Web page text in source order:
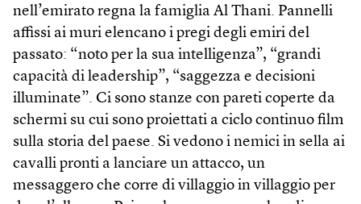
nell’emirato regna la famiglia Al Thani. Pannelli
affissi ai muri elencano i pregi degli emiri del
passato: “noto per la sua intelligenza”, “grandi
capacità di leadership”, “saggezza e decisioni
illuminate”. Ci sono stanze con pareti coperte da
schermi su cui sono proiettati a ciclo continuo film
sulla storia del paese. Si vedono i nemici in sella ai
cavalli pronti a lanciare un attacco, un
messaggero che corre di villaggio in villaggio per